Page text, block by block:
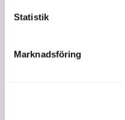
Statistik
Marknadsföring